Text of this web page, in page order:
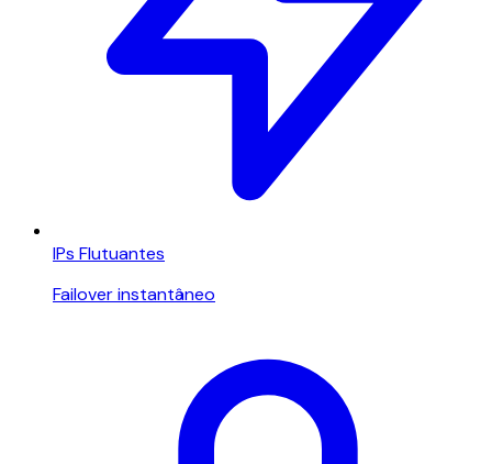
IPs Flutuantes
Failover instantâneo